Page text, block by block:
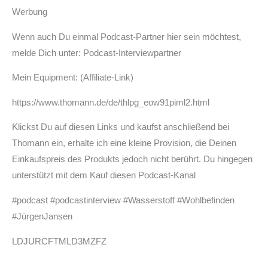
Werbung
Wenn auch Du einmal Podcast-Partner hier sein möchtest,
melde Dich unter: ⁠Podcast-Interviewpartner⁠
Mein Equipment: (Affiliate-Link)
https://www.thomann.de/de/thlpg_eow91piml2.html
Klickst Du auf diesen Links und kaufst anschließend bei
Thomann ein, erhalte ich eine kleine Provision, die Deinen
Einkaufspreis des Produkts jedoch nicht berührt. Du hingegen
unterstützt mit dem Kauf diesen Podcast-Kanal
#podcast #podcastinterview #Wasserstoff #Wohlbefinden
#JürgenJansen
LDJURCFTMLD3MZFZ